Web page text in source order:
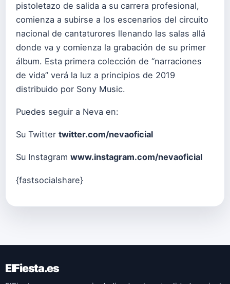
pistoletazo de salida a su carrera profesional,
comienza a subirse a los escenarios del circuito
nacional de cantaturores llenando las salas allá
donde va y comienza la grabación de su primer
álbum. Esta primera colección de “narraciones
de vida” verá la luz a principios de 2019
distribuido por Sony Music.
Puedes seguir a Neva en:
Su Twitter twitter.com/nevaoficial
Su Instagram www.instagram.com/nevaoficial
{fastsocialshare}
ElFiesta.es